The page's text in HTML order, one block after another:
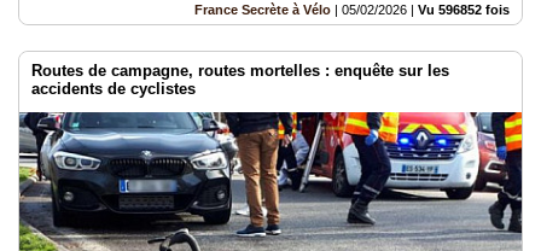
France Secrète à Vélo | 05/02/2026 | Vu 596852 fois
Routes de campagne, routes mortelles : enquête sur les
accidents de cyclistes